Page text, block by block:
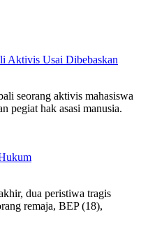
Aktivis Usai Dibebaskan
seorang aktivis mahasiswa
pegiat hak asasi manusia.
dua peristiwa tragis
remaja, BEP (18),